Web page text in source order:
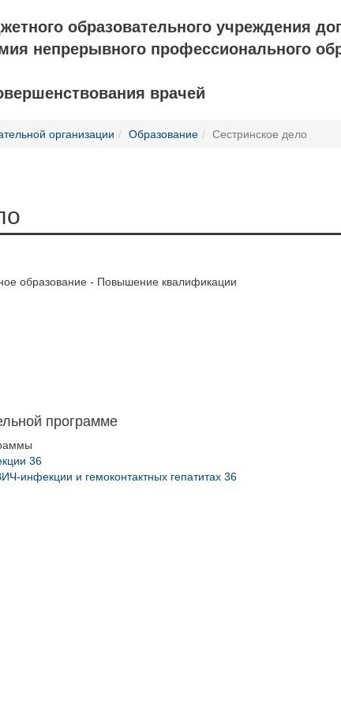
образовательного учреждения
непрерывного профессионального
врачей
организации Образование Сестринское дело
образование - Повышение квалификации
программе
36
инфекции и гемоконтактных гепатитах 36